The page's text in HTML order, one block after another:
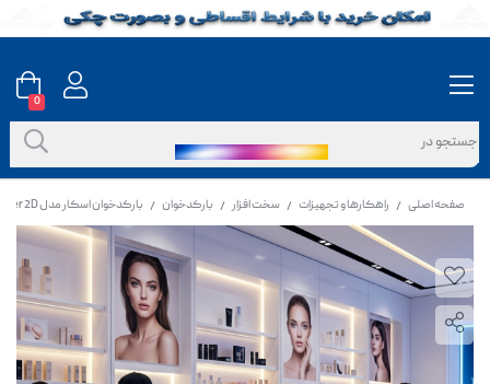
صفحه اصلی / راهکارها و تجهیزات / سخت افزار / بارکدخوان / بارکدخوان اسکار مدل Unilite II Area Imager 2D
0